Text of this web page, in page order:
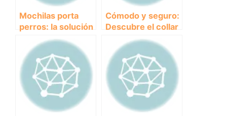
Mochilas porta
perros: la solución
perfecta para
llevar a tu mascota
contigo
Cómodo y seguro:
Descubre el collar
isabelino
acolchado para tu
mascota